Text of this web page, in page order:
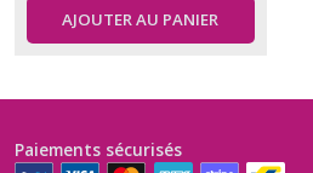
AJOUTER AU PANIER
Paiements sécurisés